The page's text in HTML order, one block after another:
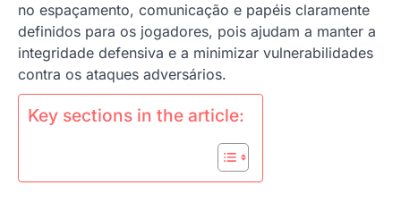
no espaçamento, comunicação e papéis claramente
definidos para os jogadores, pois ajudam a manter a
integridade defensiva e a minimizar vulnerabilidades
contra os ataques adversários.
Key sections in the article: